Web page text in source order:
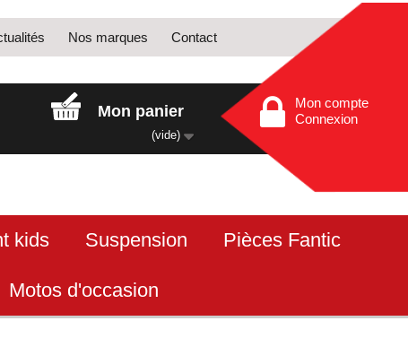
Nos marques Contact
Mon panier
(vide)
Mon compte
Connexion
kids Suspension Pièces Fantic
Motos d'occasion